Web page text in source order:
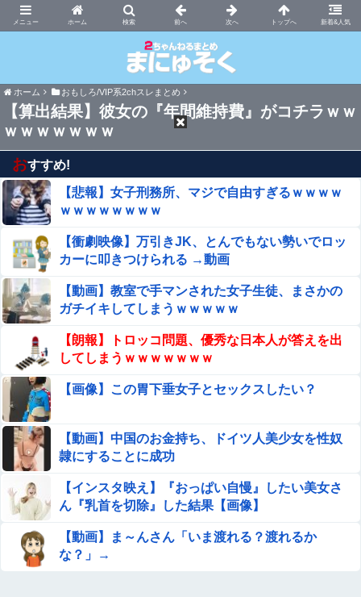
ホーム 新着&人気
まにゅそく 2chまとめニュース速報VIP
ホーム おもしろ/VIP系2chスレまとめ
【算出結果】彼女の『年間維持費』がコチラｗｗ
ｗｗｗｗｗｗｗ
おすすめ!
【悲報】女子刑務所、マジで自由すぎるｗｗｗｗ
ｗｗｗｗｗｗｗｗ
【衝劇映像】万引きJK、とんでもない勢いでロッ
カーに叩きつけられる →動画
【動画】教室で手マンされた女子生徒、まさかの
ガチイキしてしまうｗｗｗｗｗ
【朗報】トロッコ問題、優秀な日本人が答えを出
してしまうｗｗｗｗｗｗｗ
【画像】この胃下垂女子とセックスしたい？
【動画】中国のお金持ち、ドイツ人美少女を性奴
隷にすることに成功
【インスタ映え】『おっぱい自慢』したい美女さ
ん『乳首を切除』した結果【画像】
【動画】ま～んさん「いま渡れる？渡れるか
な？」→